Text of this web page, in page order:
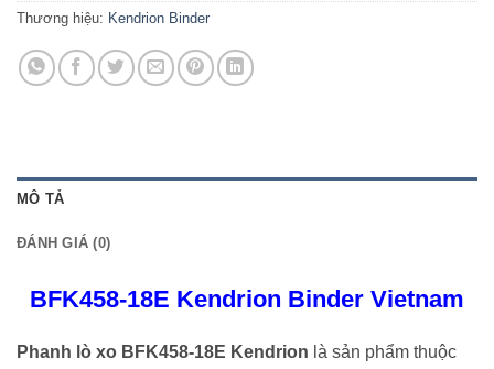
Thương hiệu: Kendrion Binder
MÔ TẢ
ĐÁNH GIÁ (0)
BFK458-18E Kendrion Binder Vietnam
Phanh lò xo BFK458-18E Kendrion là sản phẩm thuộc